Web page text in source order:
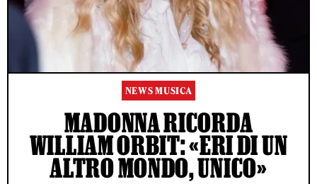
NEWS MUSICA
MADONNA RICORDA
WILLIAM ORBIT: «ERI DI UN
ALTRO MONDO, UNICO»